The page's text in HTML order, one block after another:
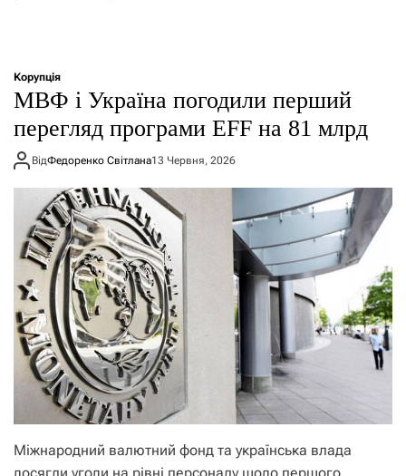
Корупція
МВФ і Україна погодили перший
перегляд програми EFF на 81 млрд
ВідФедоренко Світлана13 Червня, 2026
Міжнародний валютний фонд та українська влада